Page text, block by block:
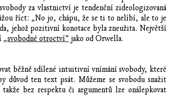
za vlastnictví je tendenční zideologizovaná
říct: „No jo, chápu, že se ti to nelíbí, ale to je
jehož pozitivní konotace byla zneužita. Největší
„svobodné otroctví“ jako od Orwella.
běžně sdílené intuitivní vnímání svobody, které
důvod ten text psát. Můžeme se svobodu snažit
bez respektu či argumentů lze onálepkovat